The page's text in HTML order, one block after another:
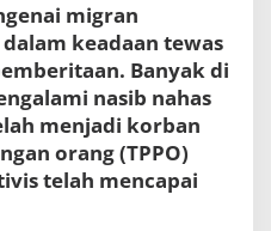
migran
keadaan tewas
Banyak di
nasib nahas
menjadi korban
orang (TPPO)
telah mencapai